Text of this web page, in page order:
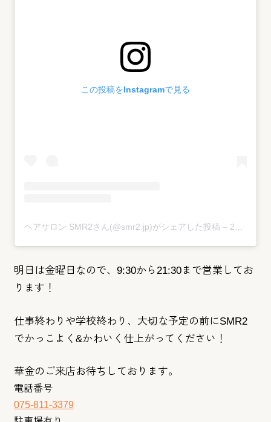
この投稿をInstagramで見る
ヘアサロン SMR2さん(@smr2.jp)がシェアした投稿 – 2019年 9月月19日午前6時13分PDT
明日は金曜日なので、9:30から21:30まで営業してお
りま す！
仕事終わりや学校終わり、大切な予定の前にSMR2
でかっこよく &かわいく仕上がってください！
華金のご来店お待ちしております。
電話番号
075-811-3379